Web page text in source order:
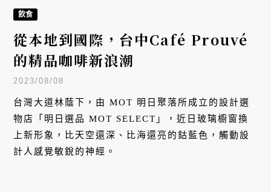
飲食
從本地到國際，台中Café Prouvé
的精品咖啡新浪潮
2023/08/08
台灣大道林蔭下，由 MOT 明日聚落所成立的設計選
物店「明日選品 MOT SELECT」，近日玻璃櫥窗換
上新形象，比天空還深、比海還亮的鈷藍色，觸動設
計人感覺敏銳的神經。